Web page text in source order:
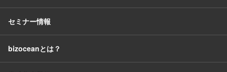
セミナー情報
bizoceanとは？